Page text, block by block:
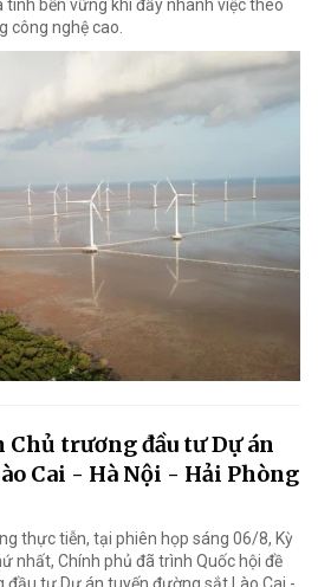
tính bền vững khi đẩy nhanh việc theo
công nghệ cao.
trương đầu tư Dự án
Cai - Hà Nội - Hải Phòng
thực tiễn, tại phiên họp sáng 06/8, Kỳ
nhất, Chính phủ đã trình Quốc hội đề